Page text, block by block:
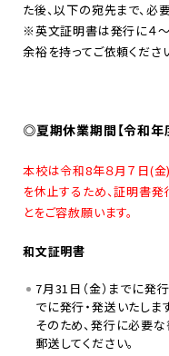
た後、以下の宛先まで、必
※英文証明書は発行に４
余裕を持ってご依頼ください
◎夏期休業期間【令和年
本校は令和8年８月７日(
を休止するため、証明書
とをご容赦願います。
和文証明書
7月31日（金）までに発
でに発行・発送いたします
そのため、発行に必要
郵送してください。